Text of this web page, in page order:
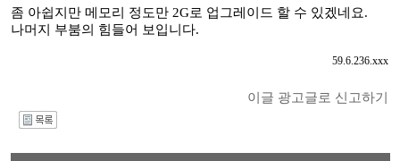
좀 아쉽지만 메모리 정도만 2G로 업그레이드 할 수 있겠네요.
나머지 부붐의 힘들어 보입니다.
59.6.236.xxx
이글 광고글로 신고하기